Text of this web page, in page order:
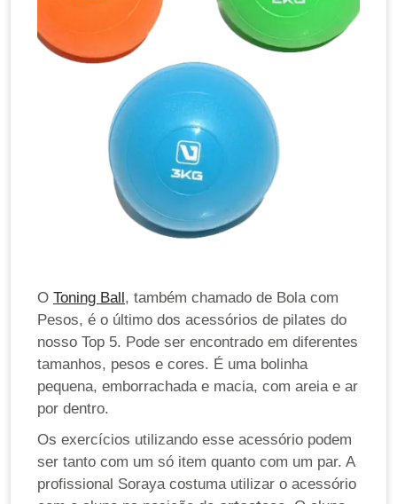
O Toning Ball, também chamado de Bola com
Pesos, é o último dos acessórios de pilates do
nosso Top 5. Pode ser encontrado em diferentes
tamanhos, pesos e cores. É uma bolinha
pequena, emborrachada e macia, com areia e ar
por dentro.
Os exercícios utilizando esse acessório podem
ser tanto com um só item quanto com um par. A
profissional Soraya costuma utilizar o acessório